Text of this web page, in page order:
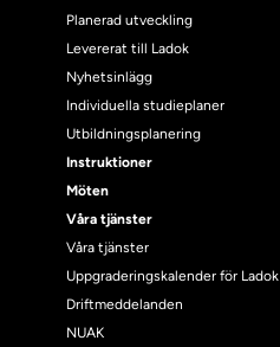
Planerad utveckling
Levererat till Ladok
Nyhetsinlägg
Individuella studieplaner
Utbildningsplanering
Instruktioner
Möten
Våra tjänster
Våra tjänster
Uppgraderingskalender för Ladok
Driftmeddelanden
NUAK